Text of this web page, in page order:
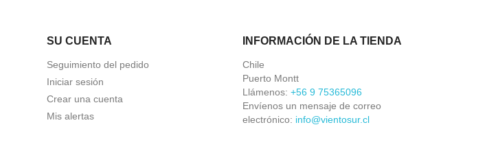
SU CUENTA
Seguimiento del pedido
Iniciar sesión
Crear una cuenta
Mis alertas
INFORMACIÓN DE LA TIENDA
Chile
Puerto Montt
Llámenos: +56 9 75365096
Envíenos un mensaje de correo
electrónico: info@vientosur.cl